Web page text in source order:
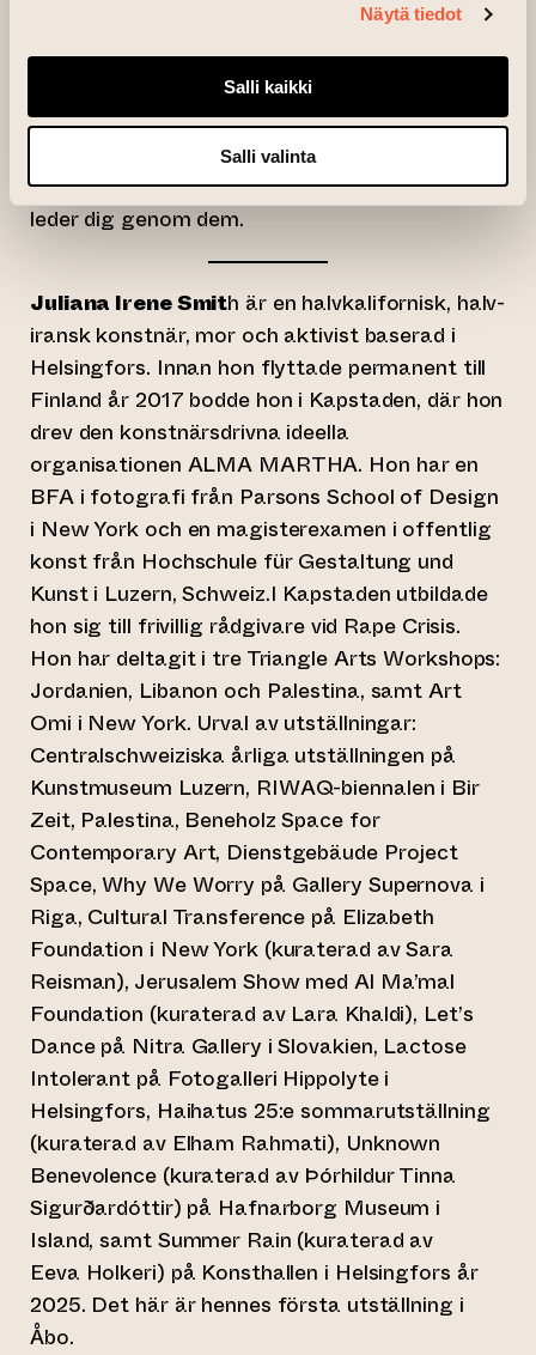
Näytä tiedot
Salli kaikki
Salli valinta
fotografier och collage på stora, handfärgade
hushållstyger. Här kan man möta sina rädslor i
ljuset. I galleriet på nedervåningen är verken
mörkare och mer rumsligt påträngande. Den
svarta humorn leder oss genom de mörka
tankarna. Om du behöver, är jag din vän och
leder dig genom dem.
Juliana Irene Smith är en halvkalifornisk, halv-
iransk konstnär, mor och aktivist baserad i
Helsingfors. Innan hon flyttade permanent till
Finland år 2017 bodde hon i Kapstaden, där hon
drev den konstnärsdrivna ideella
organisationen ALMA MARTHA. Hon har en
BFA i fotografi från Parsons School of Design
i New York och en magisterexamen i offentlig
konst från Hochschule für Gestaltung und
Kunst i Luzern, Schweiz.I Kapstaden utbildade
hon sig till frivillig rådgivare vid Rape Crisis.
Hon har deltagit i tre Triangle Arts Workshops:
Jordanien, Libanon och Palestina, samt Art
Omi i New York. Urval av utställningar:
Centralschweiziska årliga utställningen på
Kunstmuseum Luzern, RIWAQ-biennalen i Bir
Zeit, Palestina, Beneholz Space for
Contemporary Art, Dienstgebäude Project
Space, Why We Worry på Gallery Supernova i
Riga, Cultural Transference på Elizabeth
Foundation i New York (kuraterad av Sara
Reisman), Jerusalem Show med Al Ma’mal
Foundation (kuraterad av Lara Khaldi), Let’s
Dance på Nitra Gallery i Slovakien, Lactose
Intolerant på Fotogalleri Hippolyte i
Helsingfors, Haihatus 25:e sommarutställning
(kuraterad av Elham Rahmati), Unknown
Benevolence (kuraterad av Þórhildur Tinna
Sigurðardóttir) på Hafnarborg Museum i
Island, samt Summer Rain (kuraterad av
Eeva Holkeri) på Konsthallen i Helsingfors år
2025. Det här är hennes första utställning i
Åbo.